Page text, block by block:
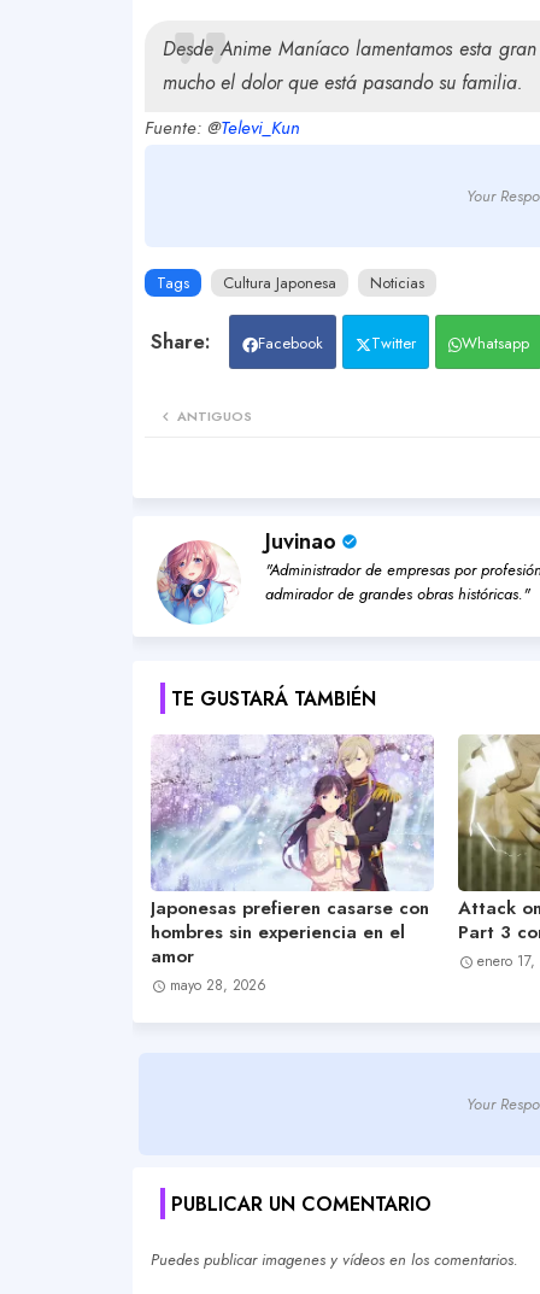
Desde Anime Maníaco lamentamos esta
mucho el dolor que está pasando su familia.
Fuente: @Televi_Kun
Your
Tags Cultura Japonesa Noticias
Facebook Twitter Whatsapp
ANTIGUOS
Juvinao
"Administrador de empresas por
admirador de grandes obras históricas."
TE GUSTARÁ TAMBIÉN
Japonesas prefieren casarse con
hombres sin experiencia en el
amor
mayo 28, 2026
Attack
Part 3
enero
Your
PUBLICAR UN COMENTARIO
Puedes publicar imagenes y vídeos en los comentarios.